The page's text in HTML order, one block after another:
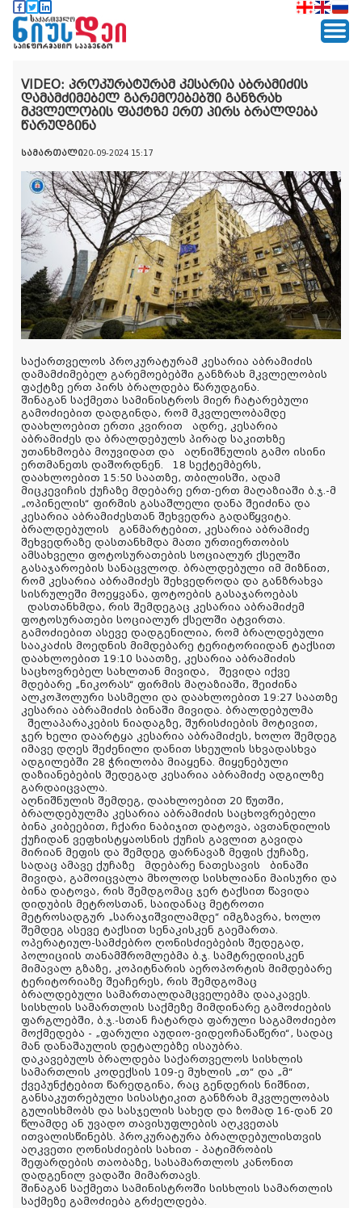
VIDEO: პროკურატურამ კესარია აბრამიძის
დამამძიმებელ გარემოებებში განზრახ
მკვლელობის ფაქტზე ერთ პირს ბრალდება
წარუდგინა
სამართალი20-09-2024 15:17
საქართველოს პროკურატურამ კესარია აბრამიძის
დამამძიმებელ გარემოებებში განზრახ მკვლელობის
ფაქტზე ერთ პირს ბრალდება წარუდგინა.
შინაგან საქმეთა სამინისტროს მიერ ჩატარებული
გამოძიებით დადგინდა, რომ მკვლელობამდე
დაახლოებით ერთი კვირით ადრე, კესარია
აბრამიძეს და ბრალდებულს პირად საკითხზე
უთანხმოება მოუვიდათ და აღნიშნულის გამო ისინი
ერთმანეთს დაშორდნენ. 18 სექტემბერს,
დაახლოებით 15:50 საათზე, თბილისში, ადამ
მიცკევიჩის ქუჩაზე მდებარე ერთ-ერთ მაღაზიაში ბ.ჯ.-მ
„ოპინელის“ ფირმის გასაშლელი დანა შეიძინა და
კესარია აბრამიძესთან შეხვედრა გადაწყვიტა.
ბრალდებულის განმარტებით, კესარია აბრამიძე
შეხვედრაზე დასთანხმდა მათი ურთიერთობის
ამსახველი ფოტოსურათების სოციალურ ქსელში
გასაჯაროების სანაცვლოდ. ბრალდებული იმ მიზნით,
რომ კესარია აბრამიძეს შეხვედროდა და განზრახვა
სისრულეში მოეყვანა, ფოტოების გასაჯაროებას
დასთანხმდა, რის შემდეგაც კესარია აბრამიძემ
ფოტოსურათები სოციალურ ქსელში ატვირთა.
გამოძიებით ასევე დადგენილია, რომ ბრალდებული
სააკაძის მოედნის მიმდებარე ტერიტორიიდან ტაქსით
დაახლოებით 19:10 საათზე, კესარია აბრამიძის
საცხოვრებელ სახლთან მივიდა, შევიდა იქვე
მდებარე „ნიკორას“ ფირმის მაღაზიაში, შეიძინა
ალკოჰოლური სასმელი და დაახლოებით 19:27 საათზე
კესარია აბრამიძის ბინაში მივიდა. ბრალდებულმა
შელაპარაკების ნიადაგზე, შურისძიების მოტივით,
ჯერ ხელი დაარტყა კესარია აბრამიძეს, ხოლო შემდეგ
იმავე დღეს შეძენილი დანით სხეულის სხვადასხვა
ადგილებში 28 ჭრილობა მიაყენა. მიყენებული
დაზიანებების შედეგად კესარია აბრამიძე ადგილზე
გარდაიცვალა.
აღნიშნულის შემდეგ, დაახლოებით 20 წუთში,
ბრალდებულმა კესარია აბრამიძის საცხოვრებელი
ბინა კიბეებით, ჩქარი ნაბიჯით დატოვა, ავთანდილის
ქუჩიდან ვეფხისტყაოსნის ქუჩის გავლით გავიდა
მირიან მეფის და შემდეგ ფარნავაზ მეფის ქუჩაზე,
სადაც ამავე ქუჩაზე მდებარე ნათესავის ბინაში
მივიდა, გამოიცვალა მხოლოდ სისხლიანი მაისური და
ბინა დატოვა, რის შემდგომაც ჯერ ტაქსით წავიდა
დიდუბის მეტროსთან, საიდანაც მეტროთი
მეტროსადგურ „სარაჯიშვილამდე“ იმგზავრა, ხოლო
შემდეგ ასევე ტაქსით სენაკისკენ გაემართა.
ოპერატიულ-სამძებრო ღონისძიებების შედეგად,
პოლიციის თანამშრომლებმა ბ.ჯ. სამტრედიისკენ
მიმავალ გზაზე, კოპიტნარის აეროპორტის მიმდებარე
ტერიტორიაზე შეაჩერეს, რის შემდგომაც
ბრალდებული სამართალდამცველებმა დააკავეს.
სისხლის სამართლის საქმეზე მიმდინარე გამოძიების
ფარგლებში, ბ.ჯ.-სთან ჩატარდა ფარული საგამოძიებო
მოქმედება - „ფარული აუდიო-ვიდეოჩანაწერი“, სადაც
მან დანაშაულის დეტალებზე ისაუბრა.
დაკავებულს ბრალდება საქართველოს სისხლის
სამართლის კოდექსის 109-ე მუხლის „თ“ და „მ“
ქვეპუნქტებით წარედგინა, რაც გენდერის ნიშნით,
განსაკუთრებული სისასტიკით განზრახ მკვლელობას
გულისხმობს და სასჯელის სახედ და ზომად 16-დან 20
წლამდე ან უვადო თავისუფლების აღკვეთას
ითვალისწინებს. პროკურატურა ბრალდებულისთვის
აღკვეთი ღონისძიების სახით - პატიმრობის
შეფარდების თაობაზე, სასამართლოს კანონით
დადგენილ ვადაში მიმართავს.
შინაგან საქმეთა სამინისტროში სისხლის სამართლის
საქმეზე გამოძიება გრძელდება.